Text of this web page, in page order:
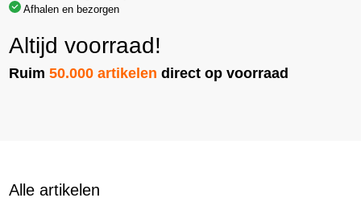
Afhalen en bezorgen
Altijd voorraad!
Ruim50.000 artikelen direct op voorraad
Alle artikelen